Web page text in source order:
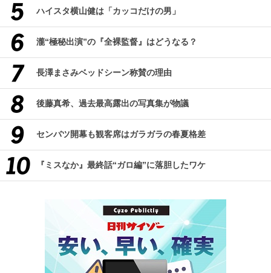
ハイスタ横山健は「カッコだけの男」
瀧“極秘出演”の『全裸監督』はどうなる？
長澤まさみベッドシーン称賛の理由
後藤真希、過去最高露出の写真集が物議
センバツ開幕も観客席はガラガラの春夏格差
『ミスなか』最終話“ガロ編”に落胆したワケ